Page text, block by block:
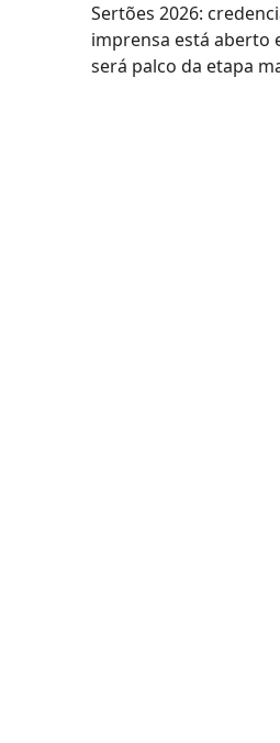
Sertões 2026:
imprensa está aberto
será palco da etapa